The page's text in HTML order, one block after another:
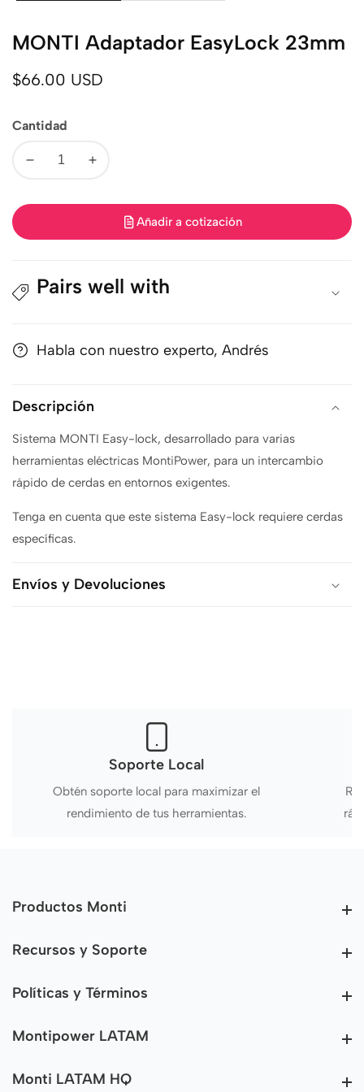
MONTI Adaptador EasyLock 23mm
Precio
$66.00 USD
Cantidad
Disminuir
Aumentar
Añadir a cotización
Pairs well with
Habla con nuestro experto, Andrés
Descripción
Sistema MONTI Easy-lock, desarrollado para varias
herramientas eléctricas MontiPower, para un intercambio
rápido de cerdas en entornos exigentes.
Tenga en cuenta que este sistema Easy-lock requiere cerdas
específicas.
Envíos y Devoluciones
Soporte Local
Obtén soporte local para maximizar el
rendimiento de tus herramientas.
Productos Monti
Recursos y SoporteRecursos y Soporte
Políticas y TérminosPolíticas y Términos
Montipower LATAMMontipower LATAM
Monti LATAM HQ